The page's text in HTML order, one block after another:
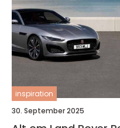
inspiration
30. September 2025